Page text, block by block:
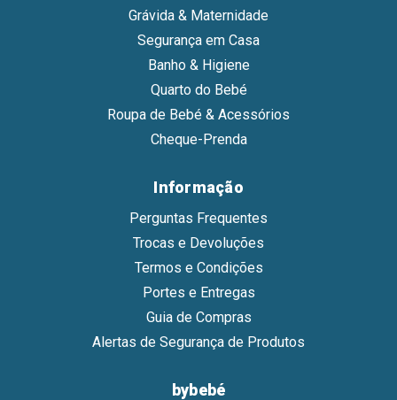
Grávida & Maternidade
Segurança em Casa
Banho & Higiene
Quarto do Bebé
Roupa de Bebé & Acessórios
Cheque-Prenda
Informação
Perguntas Frequentes
Trocas e Devoluções
Termos e Condições
Portes e Entregas
Guia de Compras
Alertas de Segurança de Produtos
bybebé